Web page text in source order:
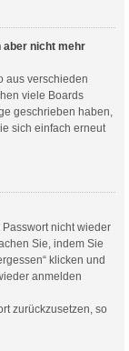
aber nicht mehr
aus verschieden
viele Boards
geschrieben haben,
sich einfach erneut
nicht wieder
Sie, indem Sie
klicken und
anmelden
zurückzusetzen, so